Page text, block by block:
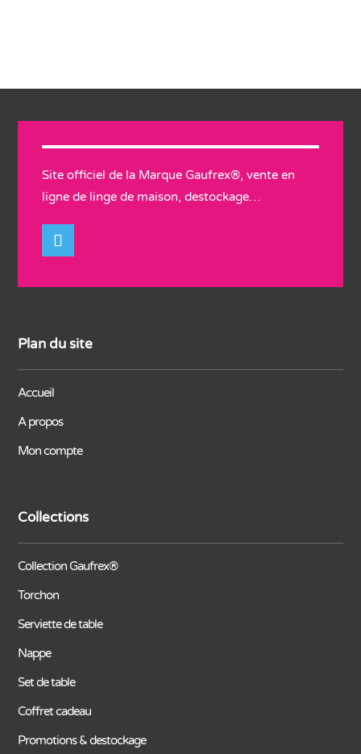
Site officiel de la Marque Gaufrex®, vente en
ligne de linge de maison, destockage…
Plan du site
Accueil
A propos
Mon compte
Collections
Collection Gaufrex®
Torchon
Serviette de table
Nappe
Set de table
Coffret cadeau
Promotions & destockage